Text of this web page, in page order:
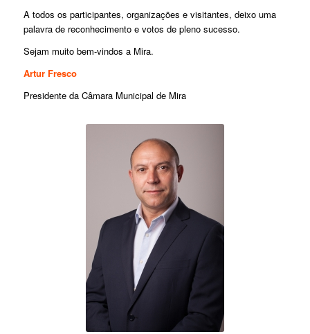
A todos os participantes, organizações e visitantes, deixo uma
palavra de reconhecimento e votos de pleno sucesso.
Sejam muito bem-vindos a Mira.
Artur Fresco
Presidente da Câmara Municipal de Mira